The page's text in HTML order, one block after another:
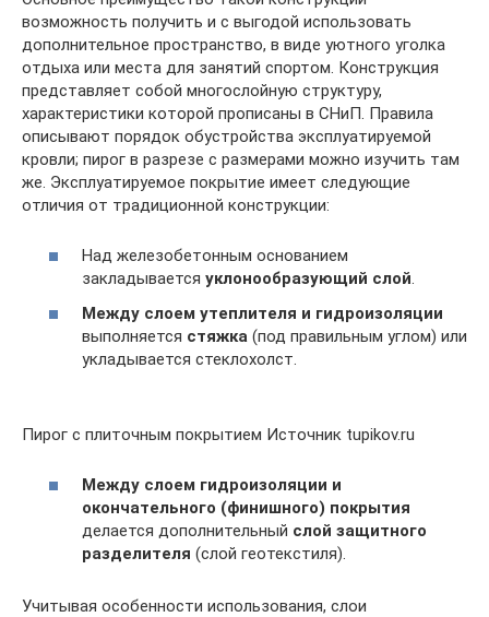
возможность получить и с выгодой использовать
дополнительное пространство, в виде уютного уголка
отдыха или места для занятий спортом. Конструкция
представляет собой многослойную структуру,
характеристики которой прописаны в СНиП. Правила
описывают порядок обустройства эксплуатируемой
кровли; пирог в разрезе с размерами можно изучить там
же. Эксплуатируемое покрытие имеет следующие
отличия от традиционной конструкции:
Над железобетонным основанием
закладывается уклонообразующий слой.
Между слоем утеплителя и гидроизоляции
выполняется стяжка (под правильным углом) или
укладывается стеклохолст.
Пирог с плиточным покрытием Источник tupikov.ru
Между слоем гидроизоляции и
окончательного (финишного) покрытия
делается дополнительный слой защитного
разделителя (слой геотекстиля).
Учитывая особенности использования, слои